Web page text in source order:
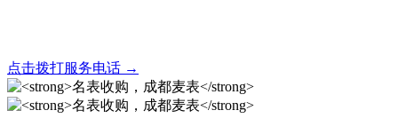
点击拨打服务电话 →